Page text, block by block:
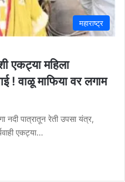
महाराष्ट्र
एकट्या महिला
! वाळू माफिया वर लगाम
नदी पात्रातून रेती उपसा यंत्र,
एकट्या…